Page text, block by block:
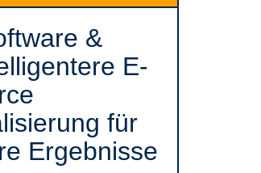
&
E-
für
Ergebnisse